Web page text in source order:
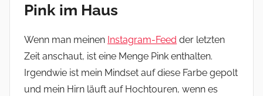
Pink im Haus
Wenn man meinen Instagram-Feed der letzten
Zeit anschaut, ist eine Menge Pink enthalten.
Irgendwie ist mein Mindset auf diese Farbe gepolt
und mein Hirn läuft auf Hochtouren, wenn es